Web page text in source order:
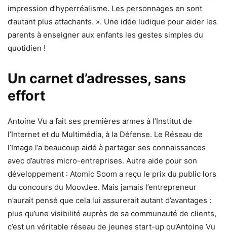
impression d’hyperréalisme. Les personnages en sont
d’autant plus attachants. ». Une idée ludique pour aider les
parents à enseigner aux enfants les gestes simples du
quotidien !
Un carnet d’adresses, sans
effort
Antoine Vu a fait ses premières armes à l’Institut de
l’Internet et du Multimédia, à la Défense. Le Réseau de
l’Image l’a beaucoup aidé à partager ses connaissances
avec d’autres micro-entreprises. Autre aide pour son
développement : Atomic Soom a reçu le prix du public lors
du concours du MoovJee. Mais jamais l’entrepreneur
n’aurait pensé que cela lui assurerait autant d’avantages :
plus qu’une visibilité auprès de sa communauté de clients,
c’est un véritable réseau de jeunes start-up qu’Antoine Vu